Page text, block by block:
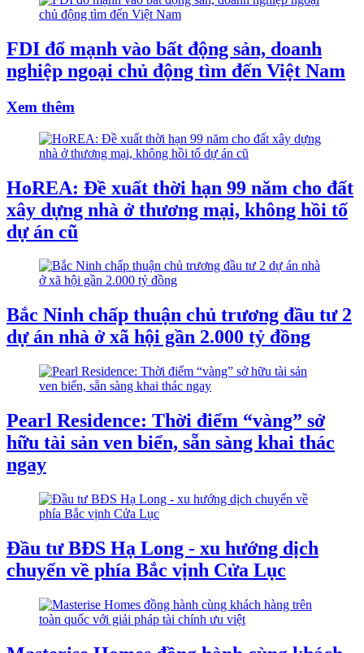
FDI đổ mạnh vào bất động sản, doanh
nghiệp ngoại chủ động tìm đến Việt Nam
Xem thêm
HoREA: Đề xuất thời hạn 99 năm cho đất
xây dựng nhà ở thương mại, không hồi tố
dự án cũ
Bắc Ninh chấp thuận chủ trương đầu tư 2
dự án nhà ở xã hội gần 2.000 tỷ đồng
Pearl Residence: Thời điểm “vàng” sở
hữu tài sản ven biển, sẵn sàng khai thác
ngay
Đầu tư BĐS Hạ Long - xu hướng dịch
chuyển về phía Bắc vịnh Cửa Lục